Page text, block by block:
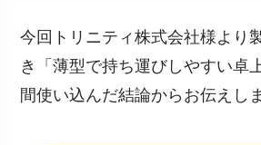
今回トリニティ株式会社様より
き「薄型で持ち運びしやすい卓
間使い込んだ結論からお伝えし